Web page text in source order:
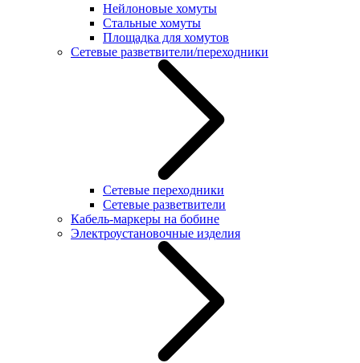
Нейлоновые хомуты
Стальные хомуты
Площадка для хомутов
Сетевые разветвители/переходники
Сетевые переходники
Сетевые разветвители
Кабель-маркеры на бобине
Электроустановочные изделия